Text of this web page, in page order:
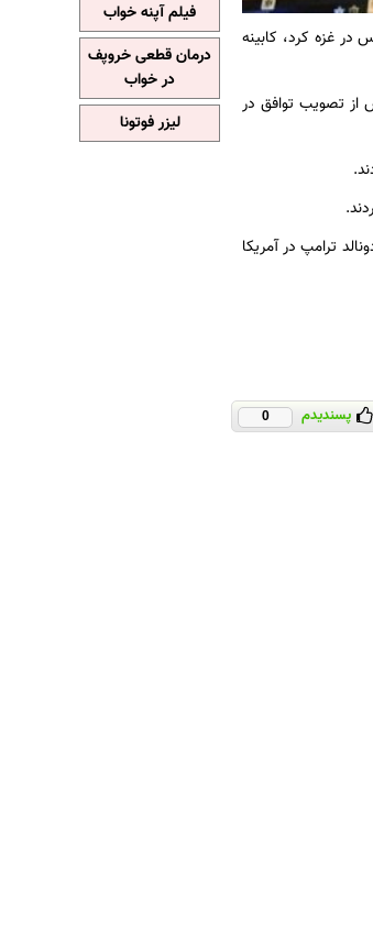
غزه کرد، کابینه
از تصویب توافق در
ترامپ در آمریکا
پسندیدم 0
فیلم آپنه خواب
درمان قطعی خروپف
در خواب
لیزر فوتونا